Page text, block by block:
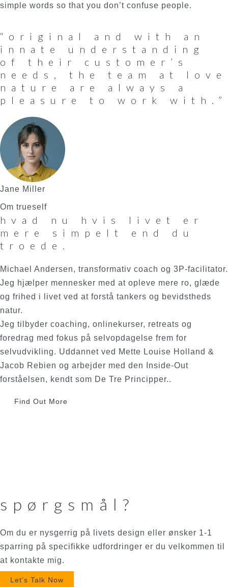
simple words so that you don’t confuse people.
“original and with an
innate understanding
of their customer’s
needs, the team at love
nature are always a
pleasure to work with.”
Jane Miller
Om trueself
hvad nu hvis livet er
mere simpelt end du
troede.
Michael Andersen, transformativ coach og 3P-facilitator.
Jeg hjælper mennesker med at opleve mere ro, glæde
og frihed i livet ved at forstå tankers og bevidstheds
natur.
Jeg tilbyder coaching, onlinekurser, retreats og
foredrag med fokus på selvopdagelse frem for
selvudvikling. Uddannet ved Mette Louise Holland &
Jacob Rebien og arbejder med den Inside-Out
forståelsen, kendt som De Tre Principper..
Find Out More
spørgsmål?
Om du er nysgerrig på livets design eller ønsker 1-1
sparring på specifikke udfordringer er du velkommen til
at kontakte mig.
Let’s Talk Now